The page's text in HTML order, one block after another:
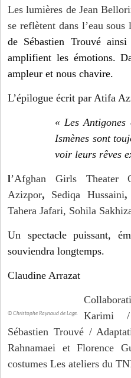
Les lumières de Jean
se reflètent dans l’eau
de Sébastien Trouvé
amplifient les émotions.
ampleur et nous chavire.
L’épilogue écrit par Atifa
« Les
Ismènes sont
voir leurs rêves
l’Afghan Girls Theater
Azizpor, Sediqa Hussaini,
Tahera Jafari, Sohila
Un spectacle puissant,
souviendra longtemps.
Claudine Arrazat
© Christophe Raynaud de Lage.
Karimi /
Sébastien Trouvé /
Rahnamaei et Florence
costumes Les ateliers du